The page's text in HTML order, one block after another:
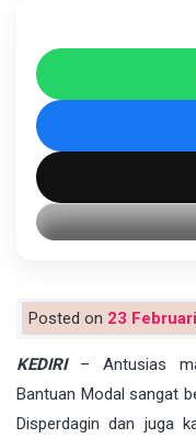
Posted on 23
KEDIRI– Antusias
Bantuan Modal sangat
Disperdagin dan juga